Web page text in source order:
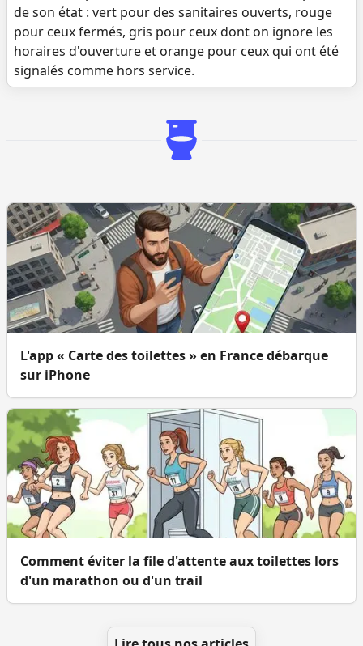
de son état : vert pour des sanitaires ouverts, rouge
pour ceux fermés, gris pour ceux dont on ignore les
horaires d'ouverture et orange pour ceux qui ont été
signalés comme hors service.
L'app « Carte des toilettes » en France débarque
sur iPhone
Comment éviter la file d'attente aux toilettes lors
d'un marathon ou d'un trail